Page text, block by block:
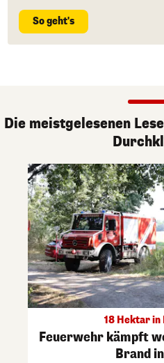
So geht's
Die meistgelesenen
18 Hektar in
Feuerwehr kämpft
Brand